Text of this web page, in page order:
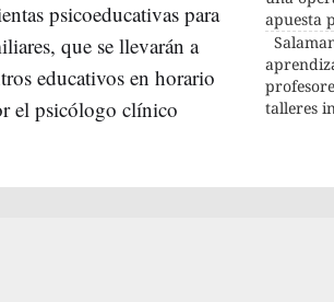
apuesta
talleres
psicoeducativas para
que se llevarán a
educativos en horario
el psicólogo clínico